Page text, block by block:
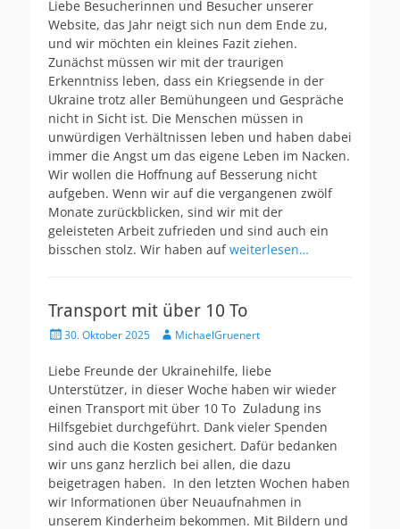
Liebe Besucherinnen und Besucher unserer
Website, das Jahr neigt sich nun dem Ende zu,
und wir möchten ein kleines Fazit ziehen.
Zunächst müssen wir mit der traurigen
Erkenntniss leben, dass ein Kriegsende in der
Ukraine trotz aller Bemühungeen und Gespräche
nicht in Sicht ist. Die Menschen müssen in
unwürdigen Verhältnissen leben und haben dabei
immer die Angst um das eigene Leben im Nacken.
Wir wollen die Hoffnung auf Besserung nicht
aufgeben. Wenn wir auf die vergangenen zwölf
Monate zurückblicken, sind wir mit der
geleisteten Arbeit zufrieden und sind auch ein
bisschen stolz. Wir haben aufweiterlesen…
Transport mit über 10 To
Veröffentlicht
30. Oktober 2025 AutorMichaelGruenert
Liebe Freunde der Ukrainehilfe, liebe
Unterstützer, in dieser Woche haben wir wieder
einen Transport mit über 10 To Zuladung ins
Hilfsgebiet durchgeführt. Dank vieler Spenden
sind auch die Kosten gesichert. Dafür bedanken
wir uns ganz herzlich bei allen, die dazu
beigetragen haben. In den letzten Wochen haben
wir Informationen über Neuaufnahmen in
unserem Kinderheim bekommen. Mit Bildern und